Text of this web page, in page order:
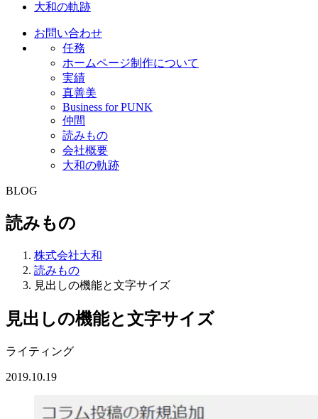
大和の軌跡
お問い合わせ
任務
ホームページ制作について
実績
真善美
Business for PUNK
仲間
読みもの
会社概要
大和の軌跡
BLOG
読みもの
株式会社大和
読みもの
見出しの機能と文字サイズ
見出しの機能と文字サイズ
ライティング
2019.10.19